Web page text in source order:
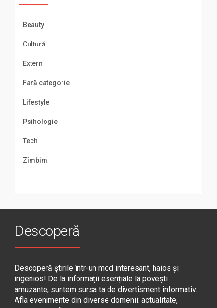
Beauty
Cultură
Extern
Fară categorie
Lifestyle
Psihologie
Tech
Zîmbim
Descoperă
Descoperă știrile într-un mod interesant, haios și
ingenios! De la informații esențiale la povești
amuzante, suntem sursa ta de divertisment informativ.
Afla evenimente din diverse domenii: actualitate,